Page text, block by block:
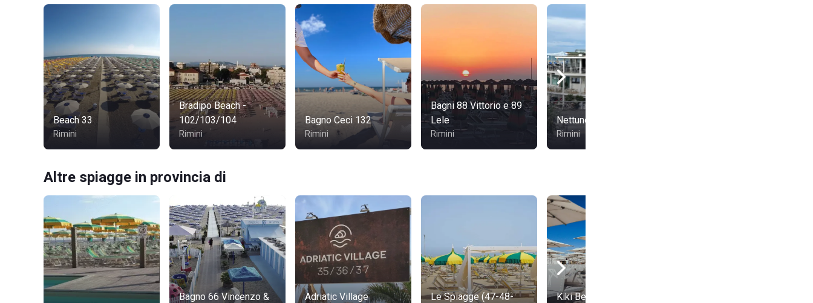
Beach 33
Rimini
Bradipo Beach -
102/103/104
Rimini
Bagno Ceci 132
Rimini
Bagni 88 Vittorio e 89
Lele
Rimini
Nettuno
Rimini
Altre spiagge in provincia di
Bagno 66 Vincenzo &
Adriatic Village
Le Spiagge (47-48-
Kiki Beach Zona 29-